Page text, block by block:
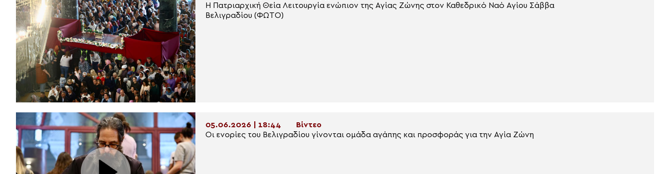
Η Πατριαρχική Θεία Λειτουργία ενώπιον της Αγίας Ζώνης στον Καθεδρικό Ναό Αγίου Σάββα
Βελιγραδίου (ΦΩΤΟ)
05.06.2026 | 18:44
Βίντεο
Οι ενορίες του Βελιγραδίου γίνονται ομάδα αγάπης και προσφοράς για την Αγία Ζώνη